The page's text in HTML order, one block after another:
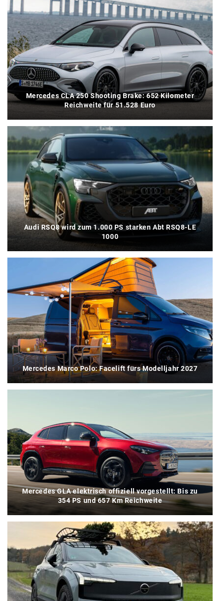
Mercedes CLA 250 Shooting Brake: 652 Kilometer
Reichweite für 51.528 Euro
Audi RSQ8 wird zum 1.000 PS starken Abt RSQ8-LE
1000
Mercedes Marco Polo: Facelift fürs Modelljahr 2027
Mercedes GLA elektrisch offiziell vorgestellt: Bis zu
354 PS und 657 Km Reichweite